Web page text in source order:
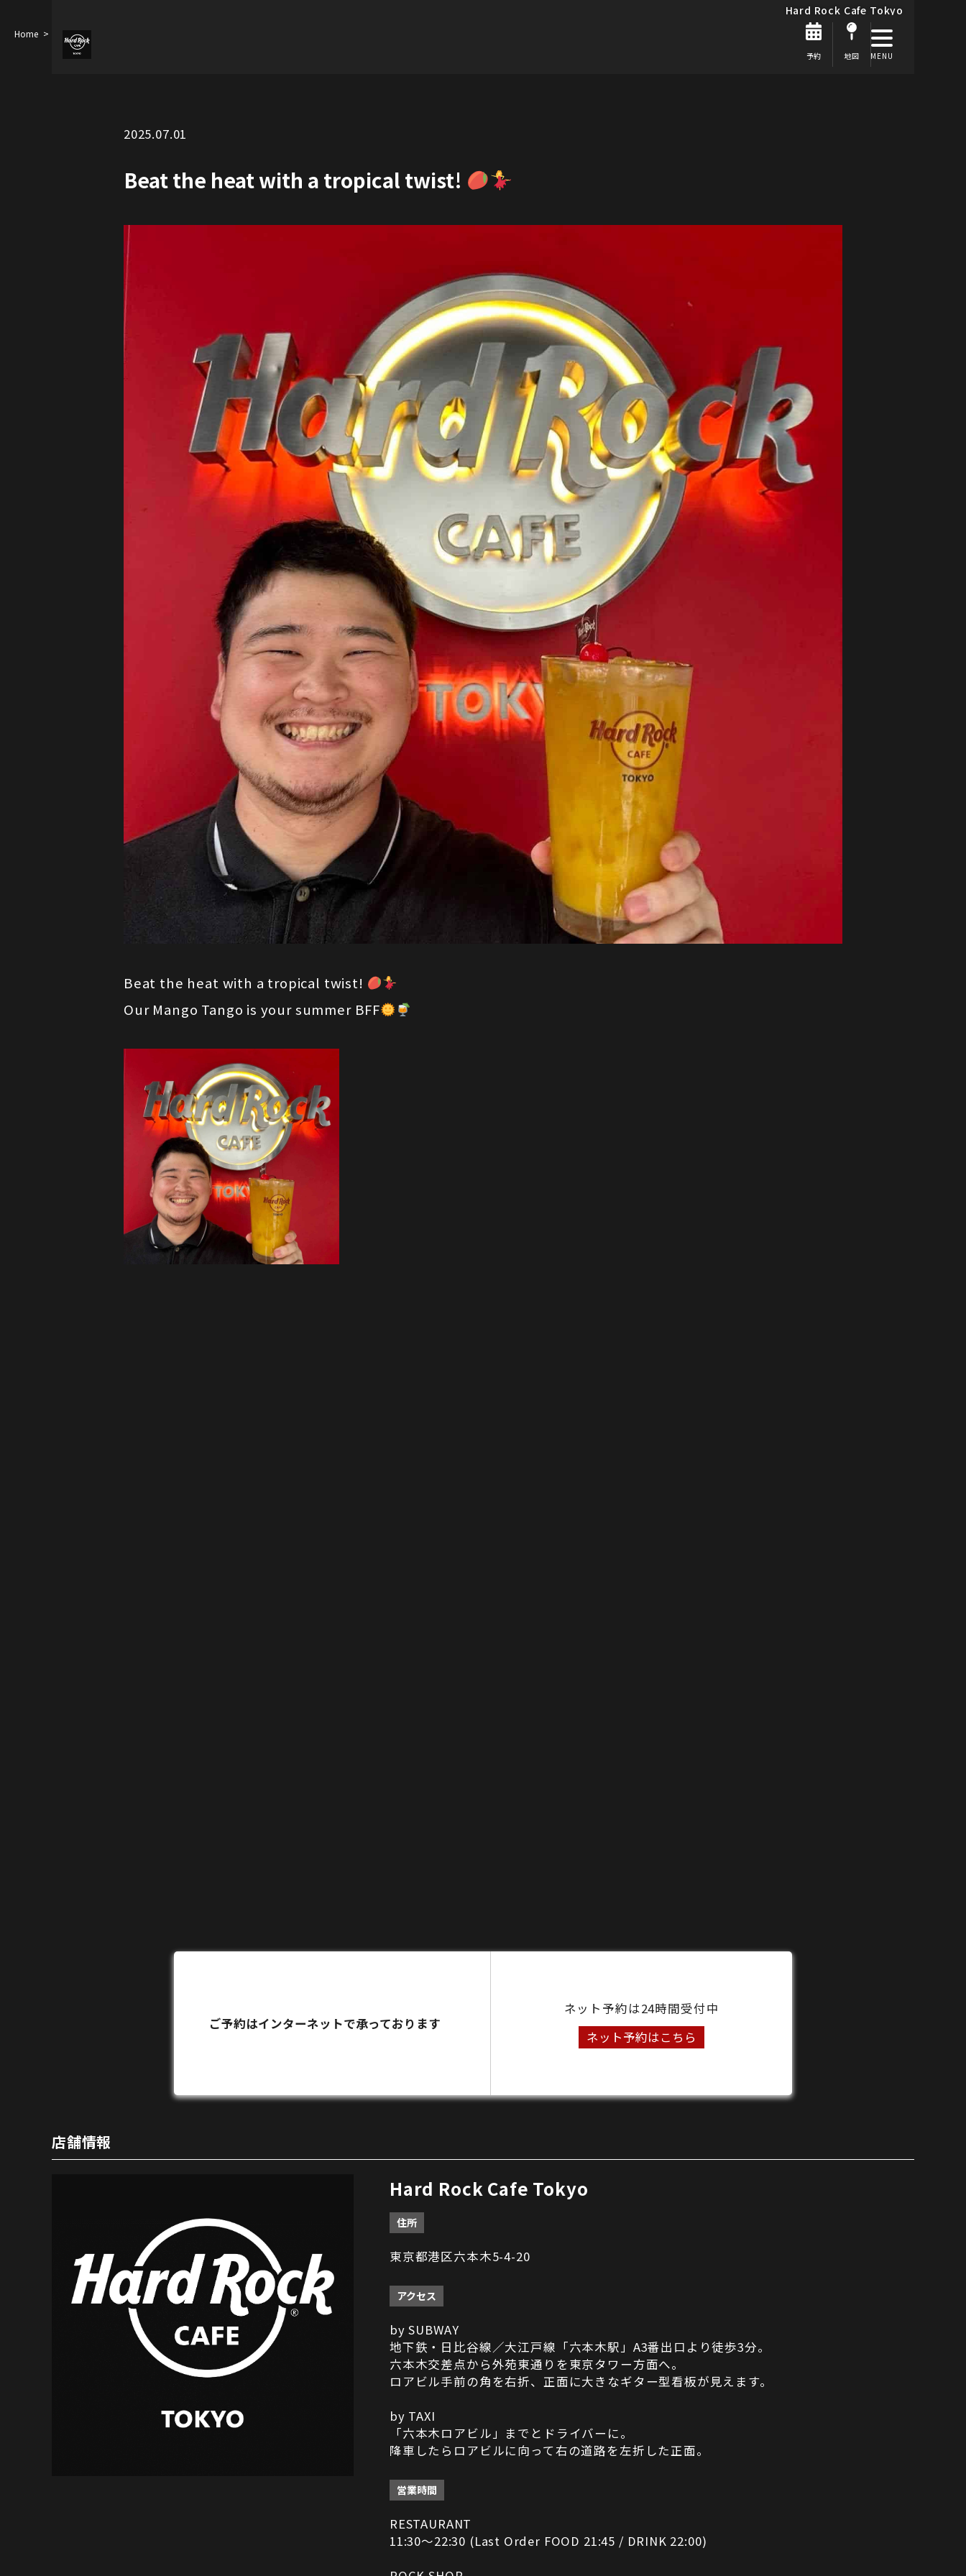
Hard Rock Cafe Tokyo
予約 地図
Home Beat the heat with a tropical twist!
2025.07.01
Beat the heat with a tropical twist!
Beat the heat with a tropical twist!
Our Mango Tango is your summer BFF
ご予約はインターネットで承っております
ネット予約は24時間受付中
ネット予約はこちら
店舗情報
Hard Rock Cafe Tokyo
住所
東京都港区六本木5-4-20
アクセス
by SUBWAY
地下鉄・日比谷線／大江戸線「六本木駅」A3番出口より徒歩3分。
六本木交差点から外苑東通りを東京タワー方面へ。
ロアビル手前の角を右折、正面に大きなギター型看板が見えます。
by TAXI
「六本木ロアビル」までとドライバーに。
降車したらロアビルに向って右の道路を左折した正面。
営業時間
RESTAURANT
11:30～22:30 (Last Order FOOD 21:45 / DRINK 22:00)